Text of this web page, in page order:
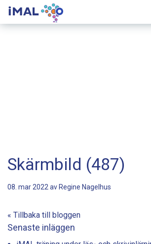
iMAL
Flytta
Tips
Skärmbild (487)
08. mar 2022 avRegine Nagelhus
« Tillbaka till bloggen
Senaste inläggen